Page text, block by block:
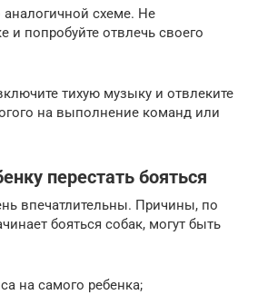
схеме. Не
и попробуйте отвлечь своего
тихую музыку и отвлеките
на выполнение команд или
перестать бояться
впечатлительны. Причины, по
бояться собак, могут быть
на самого ребенка;